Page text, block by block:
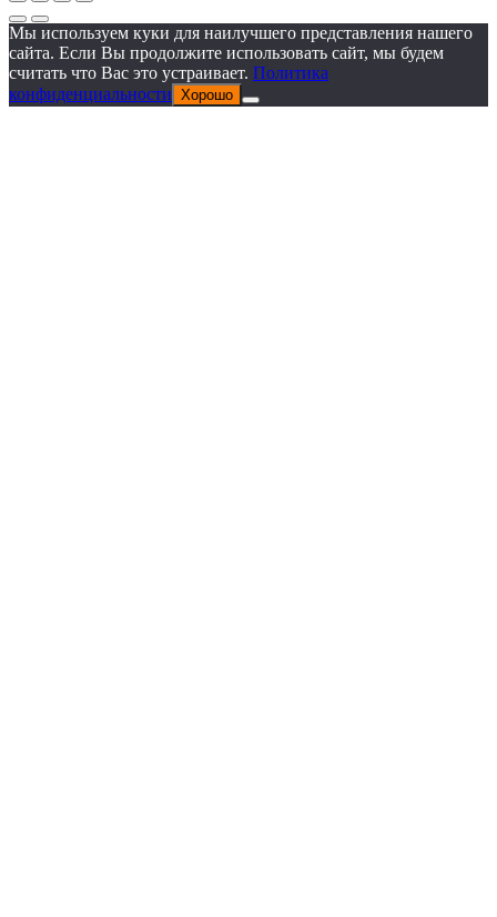
Мы используем куки для наилучшего представления нашего
сайта. Если Вы продолжите использовать сайт, мы будем
считать что Вас это устраивает. Политика
конфиденциальности Хорошо